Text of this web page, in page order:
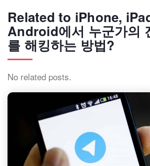
Related to iPhone,
Android에서 누군가의
를 해킹하는 방법?
No related posts.